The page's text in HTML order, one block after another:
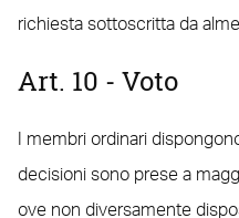
richiesta sottoscritta da
Art. 10 - Voto
I membri ordinari
decisioni sono prese a
ove non diversamente